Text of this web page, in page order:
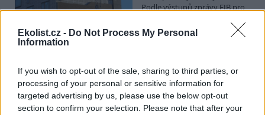
Ekolist.cz - Do Not Process My Personal
Information
If you wish to opt-out of the sale, sharing to third parties, or
processing of your personal or sensitive information for
targeted advertising by us, please use the below opt-out
section to confirm your selection. Please note that after your
Podle výstupů zprávy EIB pro
se to týká přibližně 1,1 milionu lidí, tedy zhruba 40 % osob žijících v
nájmu. K řešení krize dostupnosti bydlení je kromě nové výstavby
centrech obcí, a zároveň snižovat jeho dlouhodobé provozní
náklady. Desetina českých domácností totiž vydává na bydlení více
než 40 % svých příjmů.